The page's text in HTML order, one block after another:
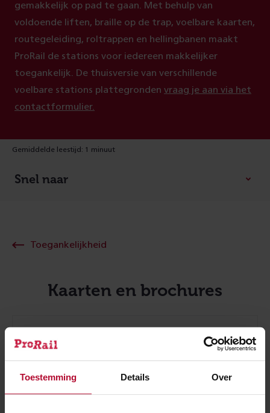
Toestemming Details Over
gemakkelijk op pad te gaan. Met behulp van
voldoende liften, braille op de trap, voelbare kaarten,
routegeleiding, roltrappen en hellingbanen maakt
ProRail de stations voor iedereen makkelijker
toegankelijk. De thuisversie van verschillende
voelbare stations plattegronden vraag je aan via het
contactformulier.
Gemiddelde leestijd: 1 minuut
Snel naar
Toegankelijkheid
Kaarten en brochures
Kaart drempelvrije stations